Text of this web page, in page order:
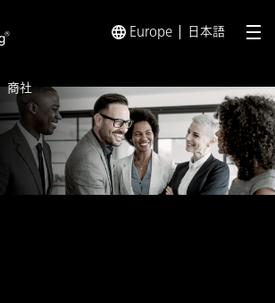
Europe 日本語 メ
商社